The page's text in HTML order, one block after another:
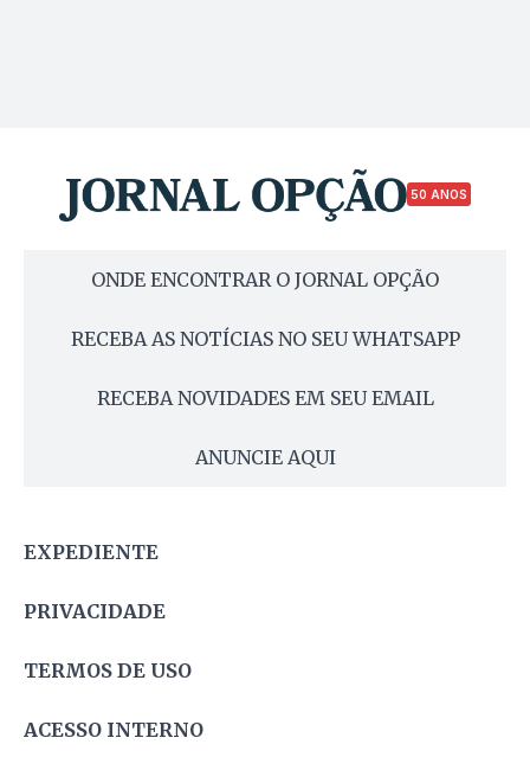
50 ANOS
ONDE ENCONTRAR O JORNAL OPÇÃO
RECEBA AS NOTÍCIAS NO SEU WHATSAPP
RECEBA NOVIDADES EM SEU EMAIL
ANUNCIE AQUI
EXPEDIENTE
PRIVACIDADE
TERMOS DE USO
ACESSO INTERNO